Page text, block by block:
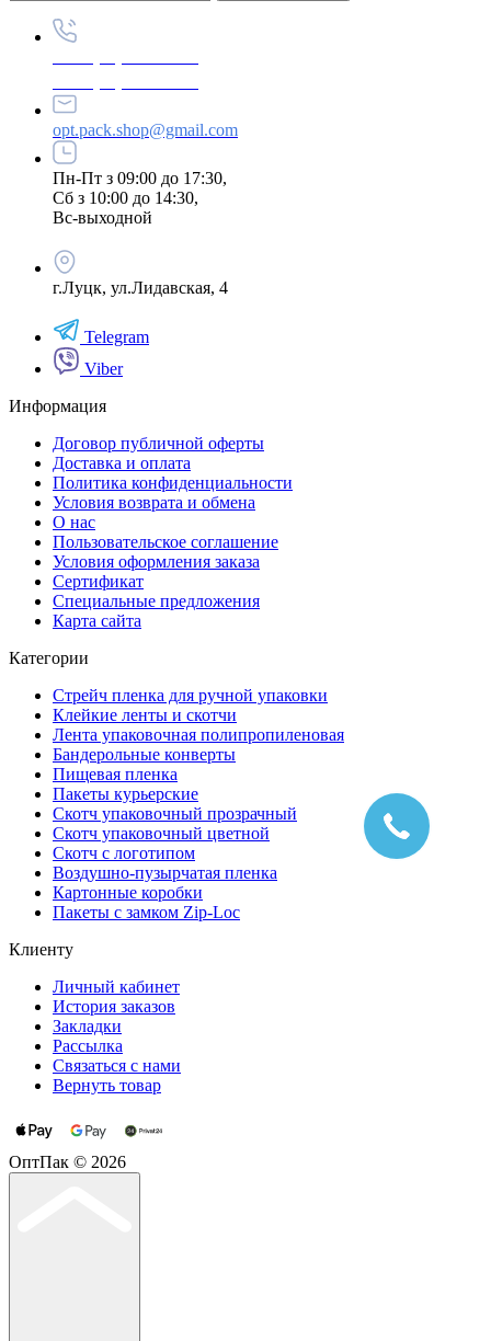
opt.pack.shop@gmail.com
Пн-Пт з 09:00 до 17:30,
Сб з 10:00 до 14:30,
Вс-выходной
г.Луцк, ул.Лидавская, 4
Telegram
Viber
Информация
Договор публичной оферты
Доставка и оплата
Политика конфиденциальности
Условия возврата и обмена
О нас
Пользовательское соглашение
Условия оформления заказа
Сертификат
Специальные предложения
Карта сайта
Категории
Стрейч пленка для ручной упаковки
Клейкие ленты и скотчи
Лента упаковочная полипропиленовая
Бандерольные конверты
Пищевая пленка
Пакеты курьерские
Cкотч упаковочный прозрачный
Скотч упаковочный цветной
Cкотч с логотипом
Воздушно-пузырчатая пленка
Картонные коробки
Пакеты с замком Zip-Loc
Клиенту
Личный кабинет
История заказов
Закладки
Рассылка
Связаться с нами
Вернуть товар
ОптПак © 2026